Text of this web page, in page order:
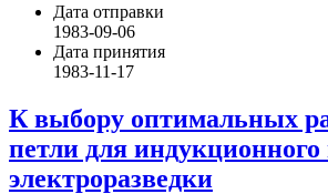
Дата отправки
1983-09-06
Дата принятия
1983-11-17
К выбору оптимальных
петли для индукционного
электроразведки